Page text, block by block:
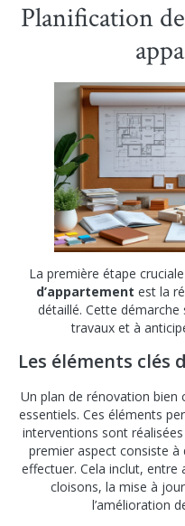
Planification
La première étape
d’appartement est la
détaillé. Cette démarche
travaux et à
Les éléments clés
Un plan de rénovation bien
essentiels. Ces éléments
interventions sont
premier aspect consiste à
effectuer. Cela inclut,
cloisons, la mise à
l’amélioration